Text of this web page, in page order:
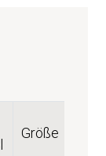
Größe